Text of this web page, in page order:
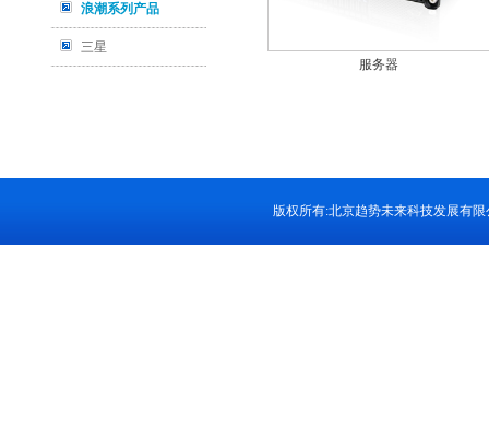
浪潮系列产品
三星
服务器
版权所有:北京趋势未来科技发展有